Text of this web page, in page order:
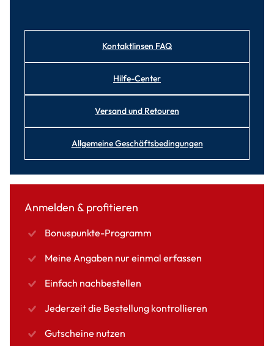
Kontaktlinsen FAQ
Hilfe-Center
Versand und Retouren
Allgemeine Geschäftsbedingungen
Anmelden & profitieren
Bonuspunkte-Programm
Meine Angaben nur einmal erfassen
Einfach nachbestellen
Jederzeit die Bestellung kontrollieren
Gutscheine nutzen